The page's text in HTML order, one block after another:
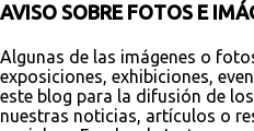
AVISO SOBRE FOTOS E
Algunas de las imágenes o
exposiciones, exhibiciones,
este blog para la difusión de
nuestras noticias, artículos o